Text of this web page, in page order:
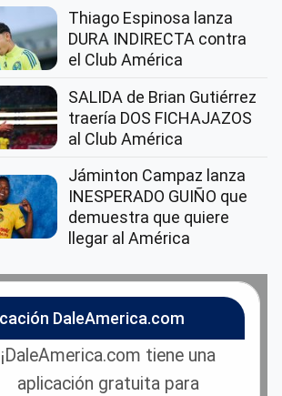
Thiago Espinosa lanza
DURA INDIRECTA contra
el Club América
SALIDA de Brian Gutiérrez
traería DOS FICHAJAZOS
al Club América
Jáminton Campaz lanza
INESPERADO GUIÑO que
demuestra que quiere
llegar al América
DaleAmerica.com
¡DaleAmerica.com tiene una
aplicación gratuita para